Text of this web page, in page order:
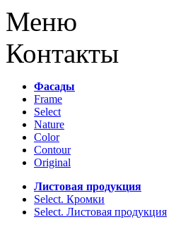
Меню
Контакты
Фасады
Frame
Select
Nature
Color
Contour
Original
Листовая продукция
Select. Кромки
Select. Листовая продукция